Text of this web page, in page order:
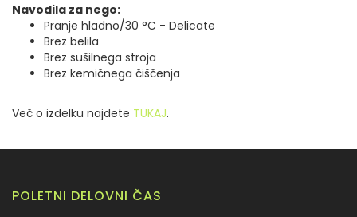
Navodila za nego:
Pranje hladno/30 °C - Delicate
Brez belila
Brez sušilnega stroja
Brez kemičnega čiščenja
Več o izdelku najdete TUKAJ.
POLETNI DELOVNI ČAS